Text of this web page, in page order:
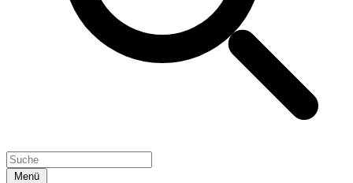
Menü